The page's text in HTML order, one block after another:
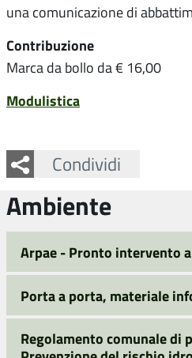
una comunicazione di
Contribuzione
Marca da bollo da € 16,00
Modulistica
Condividi
Facebook
Twitter
Whatsapp
Ambiente
Arpae - Pronto intervento
Porta a porta, materiale
Regolamento comunale di